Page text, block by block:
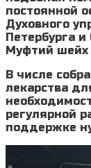
постоянной
Духовного
Петербурга
Муфтий шейх
В числе
лекарства
регулярной
поддержке